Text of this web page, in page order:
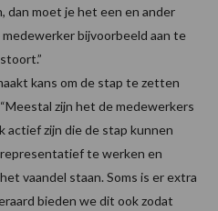
moet je het een en ander
bijvoorbeeld aan te
kans om de stap te zetten
zijn het de medewerkers
actief zijn die de stap kunnen
te werken en
vaandel staan. Soms is er extra
bieden we dit ook zodat